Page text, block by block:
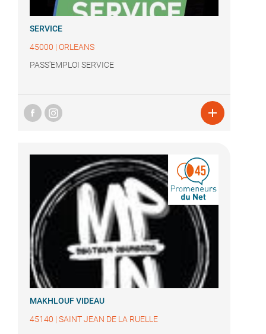
SERVICE
45000 | ORLEANS
PASS'EMPLOI SERVICE

MAKHLOUF VIDEAU
45140 | SAINT JEAN DE LA RUELLE